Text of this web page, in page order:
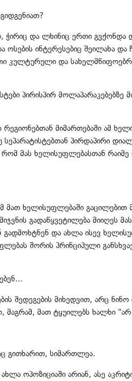
ჭირიც და ლხინიც ერთი გვქონდა
ოსების ინტერესებიც შეილახა და
კულტურული და
პირისპირ მოლაპარაკებებზე
მიმართებაში ამ
პირდაპირი
რომ მას ხელისუფლებასთან
მათ ხელისუფლებაში გაცილებით
გადაწყვეტილება მიიღეს
გადმოხტნენ და ახლა ისევ
შორის პრინციპული
შედეგების მიხედვით, არც ნინო
მაგრამ, მათ ტყუილებს ხალხი "არ
გითხარით, სიმართლეა.
ოპოზიციაში არიან, ასე